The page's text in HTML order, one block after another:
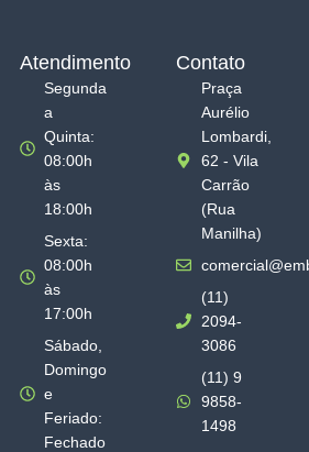
Atendimento
Segunda
a
Quinta:
08:00h
às
18:00h
Sexta:
08:00h
às
17:00h
Sábado,
Domingo
e
Feriado:
Fechado
Contato
Praça
Aurélio
Lombardi,
62 - Vila
Carrão
(Rua
Manilha)
(11)
2094-
3086
(11) 9
9858-
1498